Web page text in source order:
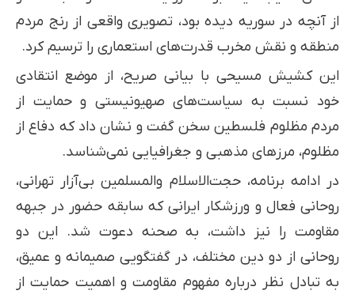
از آنچه در سوریه دیده بود، تصویری واقعی از رنج مردم
منطقه و نقش مخرب قدرت‌های استعماری را ترسیم کرد.
این کشیش مسیحی با بیانی صریح، از موضع انتقادی
خود نسبت به سیاست‌های صهیونیستی و حمایت از
مردم مظلوم فلسطین سخن گفت و نشان داد که دفاع از
مظلوم، مرزهای مذهبی و جغرافیایی نمی‌شناسد.
در ادامه برنامه، حجت‌الاسلام والمسلمین بی‌آزار تهرانی،
روحانی فعال و ورزشکار ایرانی که سابقه حضور در جبهه
مقاومت را نیز داشت، به صحنه دعوت شد. این دو
روحانی از دو دین مختلف، در گفتگویی صمیمانه و عمیق،
به تبادل نظر درباره مفهوم مقاومت و اهمیت حمایت از